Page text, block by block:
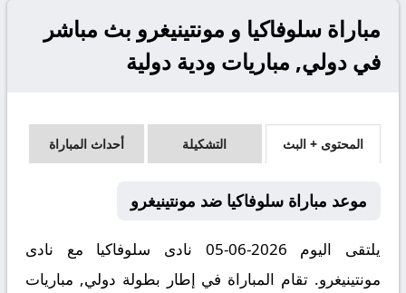
مباراة سلوفاكيا و مونتينيغرو بث مباشر
في دولي, مباريات ودية دولية
المحتوى + البث التشكيلة أحداث المباراة
موعد مباراة سلوفاكيا ضد مونتينيغرو
يلتقى اليوم 2026-06-05 نادى سلوفاكيا مع نادى
مونتينيغرو. تقام المباراة في إطار بطولة دولي, مباريات